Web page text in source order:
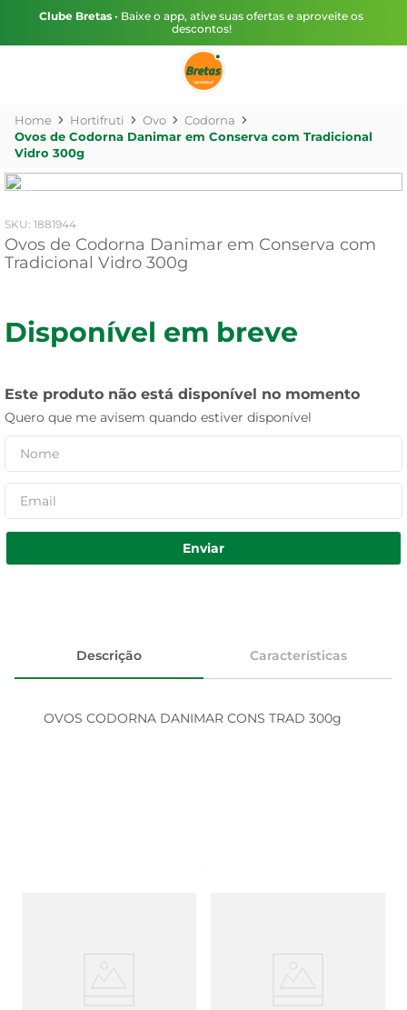
Clube Bretas • Baixe o app, ative suas ofertas e aproveite os
descontos!
Hortifruti Ovo
Codorna
Ovos de Codorna Danimar em Conserva com Tradicional
Vidro 300g
: 1881944
Ovos de Codorna Danimar em Conserva com
Tradicional Vidro 300g
Disponível em breve
Este produto não está disponível no momento
Quero que me avisem quando estiver disponível
Enviar
Descrição Características
OVOS CODORNA DANIMAR CONS TRAD 300g